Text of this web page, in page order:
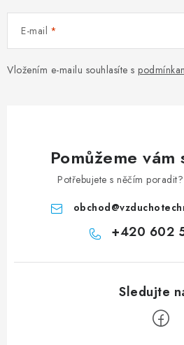
E-mail
Vložením e-mailu souhlasíte s
Pomůžeme vám
Potřebujete s něčím
obchod@
+420 602